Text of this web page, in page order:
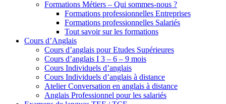
Formations Métiers – Qui sommes-nous ?
Formations professionnelles Entreprises
Formations professionnelles Salariés
Tout savoir sur les formations
Cours d’Anglais
Cours d’anglais pour Etudes Supérieures
Cours d’anglais I 3 – 6 – 9 mois
Cours Individuels d’anglais
Cours Individuels d’anglais à distance
Atelier Conversation en anglais à distance
Anglais Professionnel pour les salariés